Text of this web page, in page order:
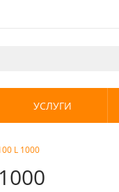
УСЛУГИ
L 1000